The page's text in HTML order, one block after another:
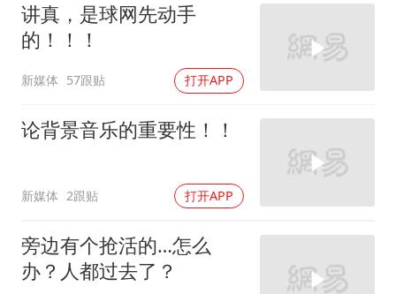
讲真，是球网先动手
的！！！
新媒体 57跟贴 打开APP
论背景音乐的重要性！！
新媒体 2跟贴 打开APP
旁边有个抢活的…怎么
办？人都过去了？